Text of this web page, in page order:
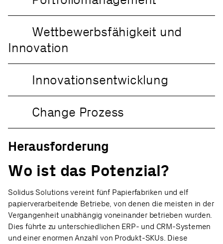
Wettbewerbsfähigkeit und
Innovation
Innovationsentwicklung
Change Prozess
Herausforderung
Wo ist das Potenzial?
Solidus Solutions vereint fünf Papierfabriken und elf
papierverarbeitende Betriebe, von denen die meisten in der
Vergangenheit unabhängig voneinander betrieben wurden.
Dies führte zu unterschiedlichen ERP- und CRM-Systemen
und einer enormen Anzahl von Produkt-SKUs. Diese